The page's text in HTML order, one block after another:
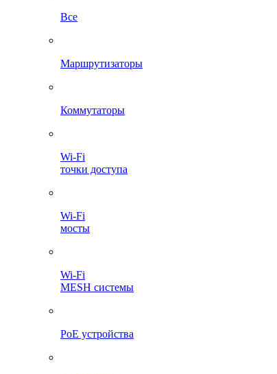
Все
Маршрутизаторы
Коммутаторы
Wi-Fi
точки доступа
Wi-Fi
мосты
Wi-Fi
MESH системы
PoE устройства